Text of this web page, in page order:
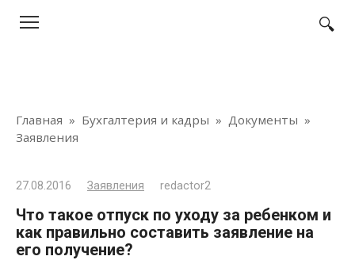
Главная » Бухгалтерия и кадры » Документы »
Заявления
27.08.2016 Заявления redactor2
Что такое отпуск по уходу за ребенком и
как правильно составить заявление на
его получение?